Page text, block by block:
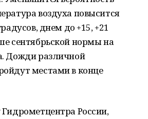
воздуха повысится
днем до +15, +21
сентябрьской нормы на
Дожди различной
местами в конце
Гидрометцентра России,